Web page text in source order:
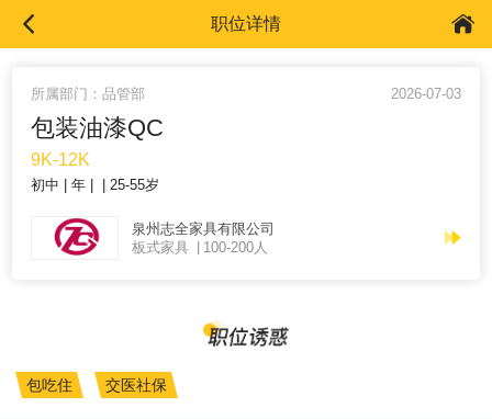
职位详情
所属部门：品管部 2026-07-03
包装油漆QC
9K-12K
初中 年 25-55岁
泉州志全家具有限公司
板式家具
100-200人
包吃住 交医社保